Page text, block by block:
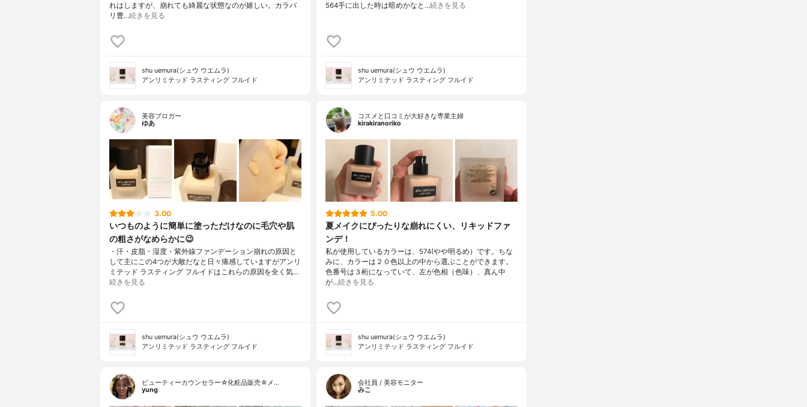
れはしますが、崩れても綺麗な状態なのが嬉しい。カラバ
リ豊…続きを見る
shu uemura(シュウ ウエムラ)
アンリミテッド ラスティング フルイド
564手に出した時は暗めかなと…続きを見る
shu uemura(シュウ ウエムラ)
アンリミテッド ラスティング フルイド
美容ブロガー
ゆあ
3.00
いつものように簡単に塗っただけなのに毛穴や肌
の粗さがなめらかに😉
・汗・皮脂・湿度・紫外線ファンデーション崩れの原因と
して主にこの4つが大敵だなと日々痛感していますがアンリ
ミテッド ラスティング フルイドはこれらの原因を全く気…
続きを見る
shu uemura(シュウ ウエムラ)
アンリミテッド ラスティング フルイド
コスメと口コミが大好きな専業主婦
kirakiranoriko
5.00
夏メイクにぴったりな崩れにくい、リキッドファ
ンデ！
私が使用しているカラーは、574(やや明るめ）です。ちな
みに、カラーは２０色以上の中から選ぶことができます。
色番号は３桁になっていて、左が色相（色味）、真ん中
が…続きを見る
shu uemura(シュウ ウエムラ)
アンリミテッド ラスティング フルイド
ビューティーカウンセラー☆化粧品販売☆メ…
yung
会社員 / 美容モニター
みこ